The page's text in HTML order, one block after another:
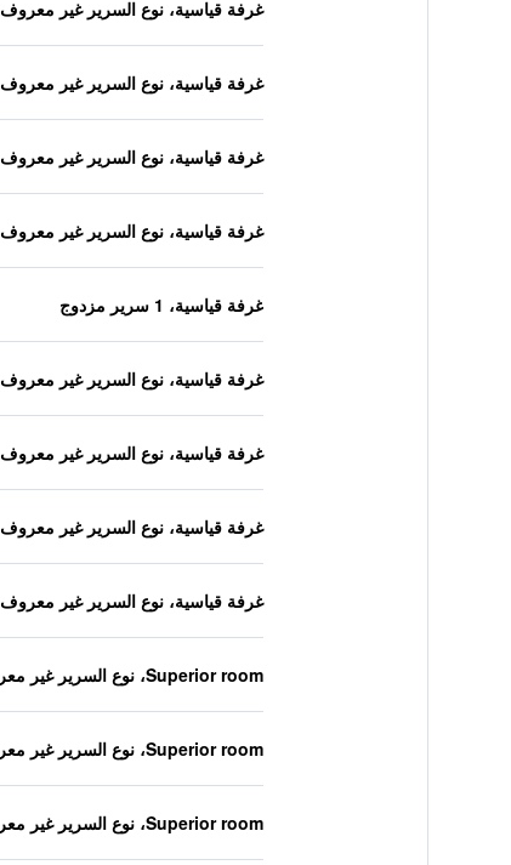
غرفة قياسية، نوع السرير غير معروف
غرفة قياسية، نوع السرير غير معروف
غرفة قياسية، نوع السرير غير معروف
غرفة قياسية، نوع السرير غير معروف
غرفة قياسية، 1 سرير مزدوج
غرفة قياسية، نوع السرير غير معروف
غرفة قياسية، نوع السرير غير معروف
غرفة قياسية، نوع السرير غير معروف
غرفة قياسية، نوع السرير غير معروف
Superior room، نوع السرير غير معروف
Superior room، نوع السرير غير معروف
Superior room، نوع السرير غير معروف